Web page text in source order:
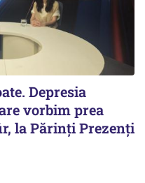
Depresia
vorbim prea
la Părinți Prezenți